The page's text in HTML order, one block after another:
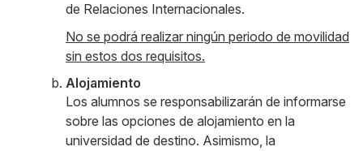
de Relaciones Internacionales.
No se podrá realizar ningún periodo de movilidad
sin estos dos requisitos.
Alojamiento
Los alumnos se responsabilizarán de informarse
sobre las opciones de alojamiento en la
universidad de destino. Asimismo, la